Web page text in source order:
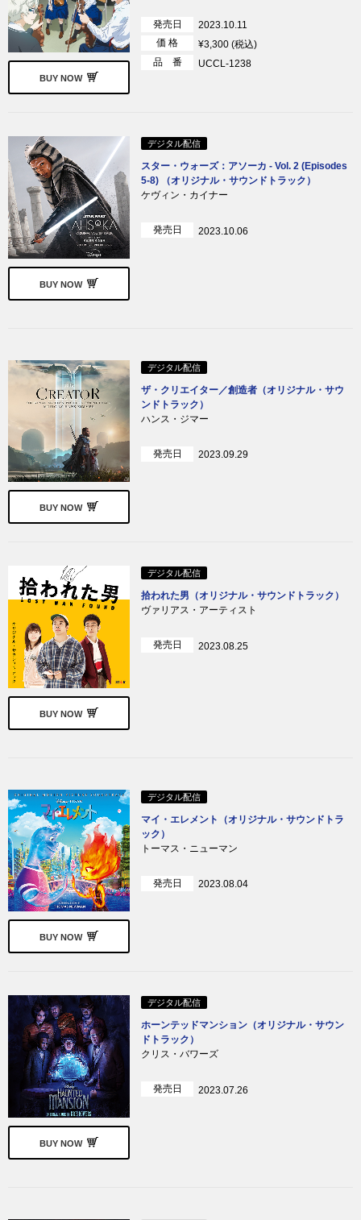
BUY NOW
発売日
2023.10.11
価 格
¥3,300 (税込)
品 番
UCCL-1238
BUY NOW
デジタル配信
スター・ウォーズ：アソーカ - Vol. 2 (Episodes
5-8) （オリジナル・サウンドトラック）
ケヴィン・カイナー
発売日 2023.10.06
BUY NOW
デジタル配信
ザ・クリエイター／創造者（オリジナル・サウ
ンドトラック）
ハンス・ジマー
発売日 2023.09.29
BUY NOW
デジタル配信
拾われた男（オリジナル・サウンドトラック）
ヴァリアス・アーティスト
発売日 2023.08.25
BUY NOW
デジタル配信
マイ・エレメント（オリジナル・サウンドトラ
ック）
トーマス・ニューマン
発売日 2023.08.04
BUY NOW
デジタル配信
ホーンテッドマンション（オリジナル・サウン
ドトラック）
クリス・バワーズ
発売日 2023.07.26